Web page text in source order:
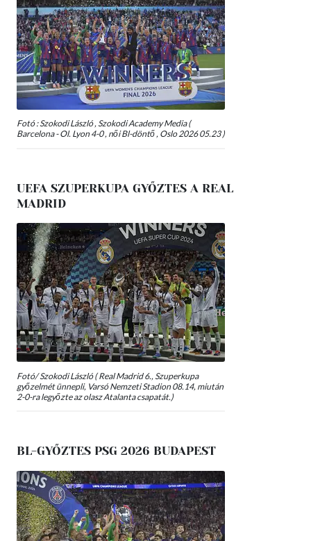
Fotó : Szokodi László , Szokodi Academy Media (
Barcelona - Ol. Lyon 4-0 , női Bl-döntő , Oslo 2026 05.23 )
UEFA SZUPERKUPA GYŐZTES A REAL
MADRID
Fotó/ Szokodi László ( Real Madrid 6., Szuperkupa
győzelmét ünnepli, Varsó Nemzeti Stadion 08.14, miután
2-0-ra legyőzte az olasz Atalanta csapatát.)
BL-GYŐZTES PSG 2026 BUDAPEST